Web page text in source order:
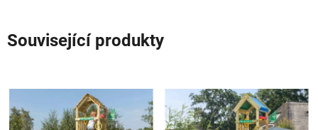
Související produkty